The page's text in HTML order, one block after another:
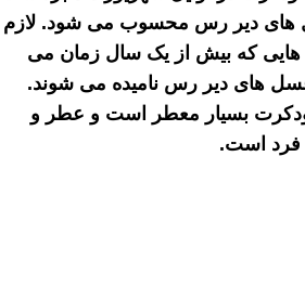
های دیر رس محسوب می شود. لازم
که بیش از یک سال زمان می
عسل های دیر رس نامیده می شوند.
بسیار معطر است و عطر و
فرد است.